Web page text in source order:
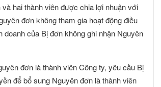
hai thành viên được chia lợi nhuận với
đơn không tham gia hoạt động điều
của Bị đơn không ghi nhận Nguyên
đơn là thành viên Công ty, yêu cầu Bị
để bổ sung Nguyên đơn là thành viên